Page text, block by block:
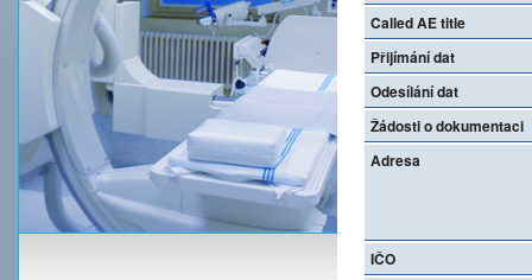
Called AE title
Přijímání dat
Odesílání dat
Žádosti o dokumentaci
Adresa
IČO